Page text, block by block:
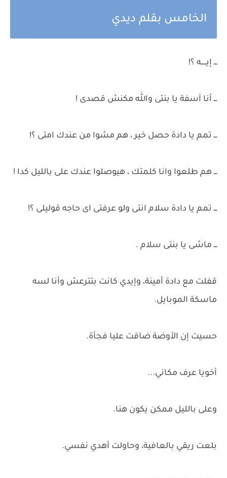
الخامس بقلم ديدي
ـــ إيـــــه ؟!
ـــ أنا آسفة يا بنتى والله مكنش قصدى !
ـــ تمم يا دادة حصل خير ، هم مشوا من عندك امتى ؟!
ـــ هم طلعوا وانا كلمتك ، هيوصلوا عندك على بالليل كدا !
ـــ تمم يا دادة سلام انتى ولو عرفتى اى حاجه قوليلى ؟!
ـــ ماشى يا بنتى سلام .
قفلت مع دادة أمينة، وإيدي كانت بتترعش وأنا لسه
ماسكة الموبايل.
حسيت إن الأوضة ضاقت عليا فجأة.
أخويا عرف مكاني...
وعلى بالليل ممكن يكون هنا.
بلعت ريقي بالعافية، وحاولت أهدي نفسي.